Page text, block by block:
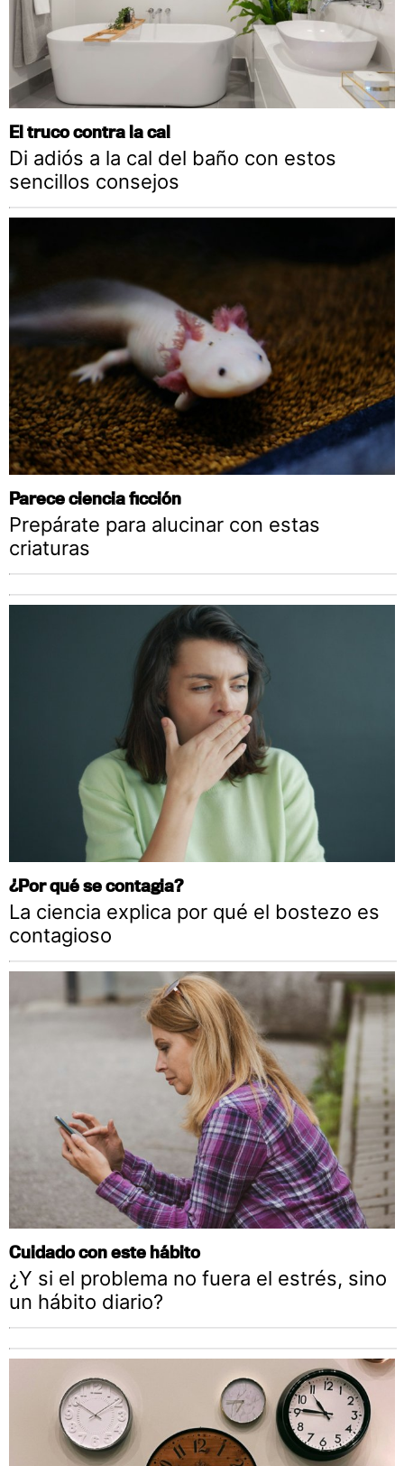
El truco contra la cal
Di adiós a la cal del baño con estos
sencillos consejos
Parece ciencia ficción
Prepárate para alucinar con estas
criaturas
¿Por qué se contagia?
La ciencia explica por qué el bostezo es
contagioso
Cuidado con este hábito
¿Y si el problema no fuera el estrés, sino
un hábito diario?